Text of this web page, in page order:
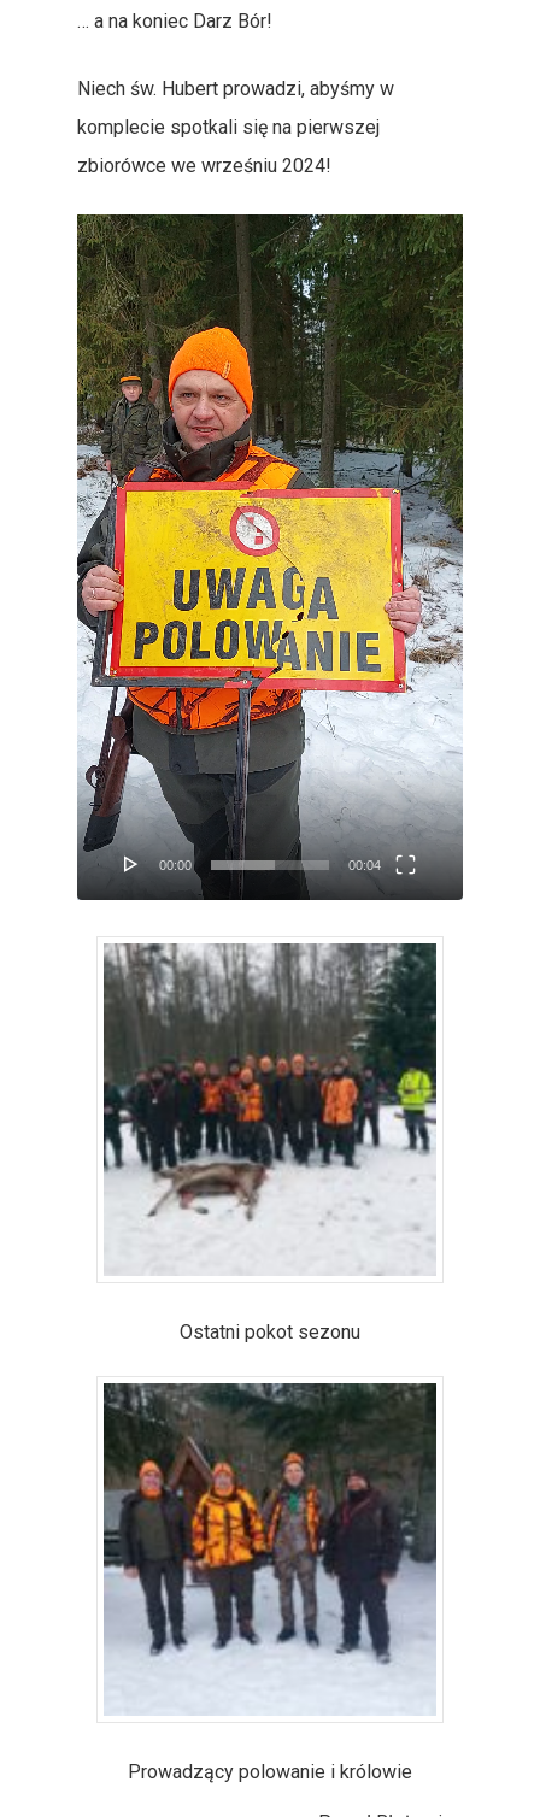
… a na koniec Darz Bór!
Niech św. Hubert prowadzi, abyśmy w
komplecie spotkali się na pierwszej
zbiorówce we wrześniu 2024!
Odtwarzacz
video
00:00 00:04
Ostatni pokot sezonu
Prowadzący polowanie i królowie